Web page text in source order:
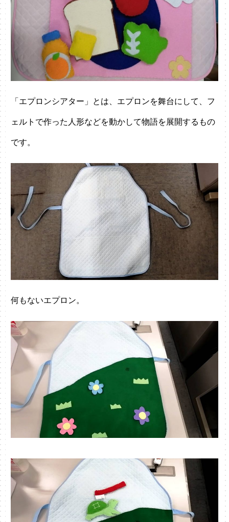
「エプロンシアター」とは、エプロンを舞台にして、フ
ェルトで作った人形などを動かして物語を展開するもの
です。
何もないエプロン。